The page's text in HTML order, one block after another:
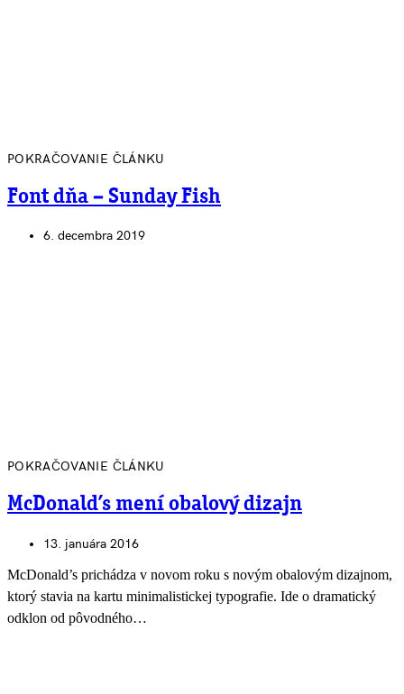
POKRAČOVANIE ČLÁNKU
Font dňa – Sunday Fish
6. decembra 2019
POKRAČOVANIE ČLÁNKU
McDonald’s mení obalový dizajn
13. januára 2016
McDonald’s prichádza v novom roku s novým obalovým dizajnom,
ktorý stavia na kartu minimalistickej typografie. Ide o dramatický
odklon od pôvodného…